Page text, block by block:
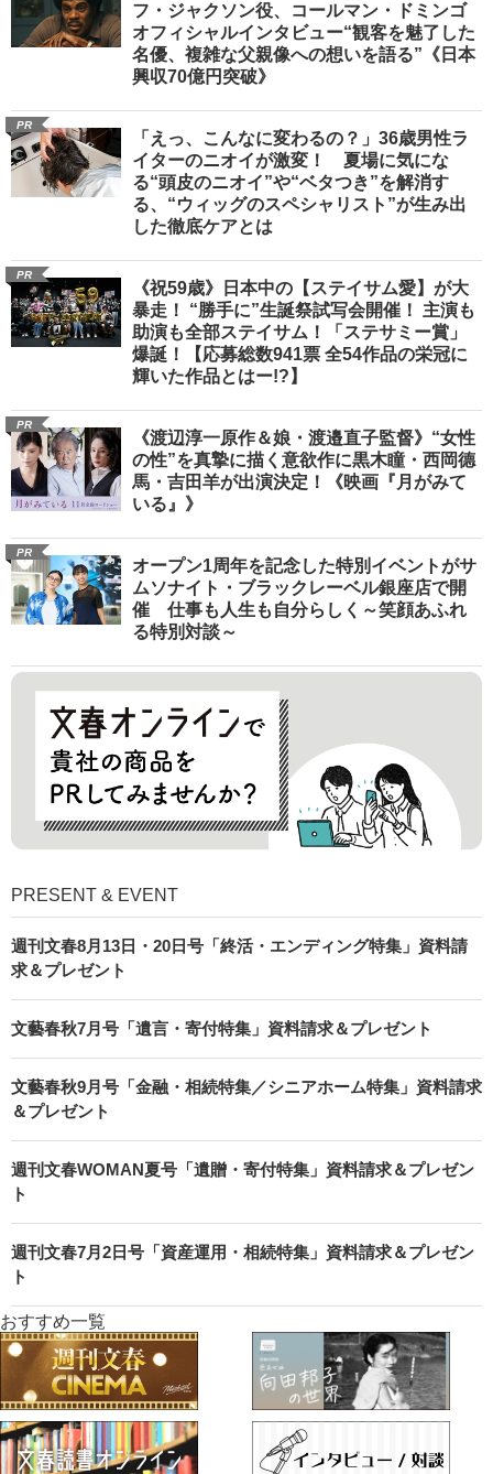
フ・ジャクソン役、コールマン・ドミンゴ
オフィシャルインタビュー“観客を魅了した
名優、複雑な父親像への想いを語る”《日本
興収70億円突破》
PR
「えっ、こんなに変わるの？」36歳男性ラ
イターのニオイが激変！ 夏場に気にな
る“頭皮のニオイ”や“ベタつき”を解消す
る、“ウィッグのスペシャリスト”が生み出
した徹底ケアとは
PR
《祝59歳》日本中の【ステイサム愛】が大
暴走！ “勝手に”生誕祭試写会開催！ 主演も
助演も全部ステイサム！「ステサミー賞」
爆誕！【応募総数941票 全54作品の栄冠に
輝いた作品とはー!?】
PR
《渡辺淳一原作＆娘・渡邉直子監督》“女性
の性”を真摯に描く意欲作に黒木瞳・西岡德
馬・吉田羊が出演決定！《映画『月がみて
いる』》
PR
オープン1周年を記念した特別イベントがサ
ムソナイト・ブラックレーベル銀座店で開
催 仕事も人生も自分らしく～笑顔あふれ
る特別対談～
PRESENT & EVENT
週刊文春8月13日・20日号「終活・エンディング特集」資料請
求＆プレゼント
文藝春秋7月号「遺言・寄付特集」資料請求＆プレゼント
文藝春秋9月号「金融・相続特集／シニアホーム特集」資料請求
＆プレゼント
週刊文春WOMAN夏号「遺贈・寄付特集」資料請求＆プレゼン
ト
週刊文春7月2日号「資産運用・相続特集」資料請求＆プレゼン
ト
おすすめ一覧